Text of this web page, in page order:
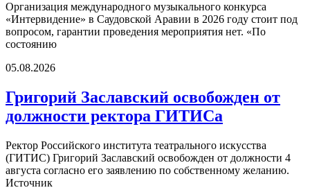
Организация международного музыкального конкурса
«Интервидение» в Саудовской Аравии в 2026 году стоит под
вопросом, гарантии проведения мероприятия нет. «По
состоянию
05.08.2026
Григорий Заславский освобожден от
должности ректора ГИТИСа
Ректор Российского института театрального искусства
(ГИТИС) Григорий Заславский освобожден от должности 4
августа согласно его заявлению по собственному желанию.
Источник